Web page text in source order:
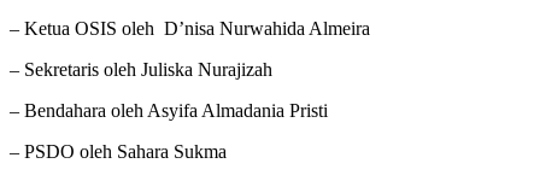
– Ketua OSIS oleh D’nisa Nurwahida Almeira
– Sekretaris oleh Juliska Nurajizah
– Bendahara oleh Asyifa Almadania Pristi
– PSDO oleh Sahara Sukma